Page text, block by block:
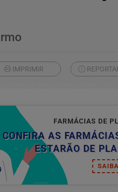
IMPRIMIR
FARMÁCIAS DE
CONFIRA AS
ESTARÃO DE